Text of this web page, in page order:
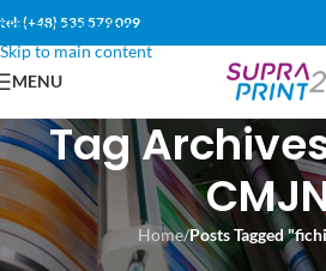
Skip to navigation
Skip to main content
tel: (+48) 535 579 099
MENU
Tag
Home/Posts Tagged